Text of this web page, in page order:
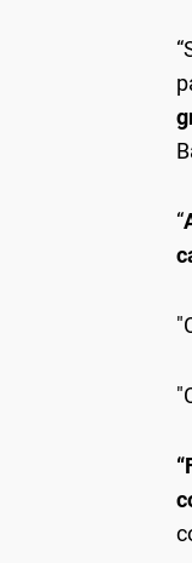
“